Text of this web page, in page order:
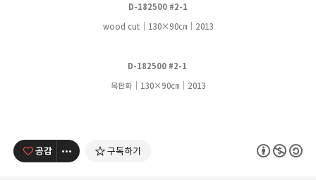
D-182500 #2-1
wood cut｜130×90㎝｜ 2013
D-182500 #2-1
목판화｜130×90㎝｜ 2013
공감 구독하기